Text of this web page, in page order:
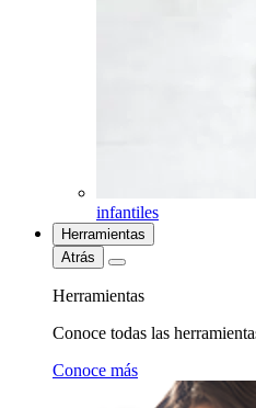
infantiles
Herramientas
Atrás
Herramientas
Conoce todas las
Conoce más